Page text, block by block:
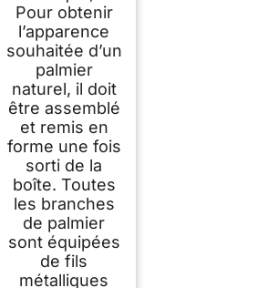
Pour obtenir
l’apparence
souhaitée d’un
palmier
naturel, il doit
être assemblé
et remis en
forme une fois
sorti de la
boîte. Toutes
les branches
de palmier
sont équipées
de fils
métalliques